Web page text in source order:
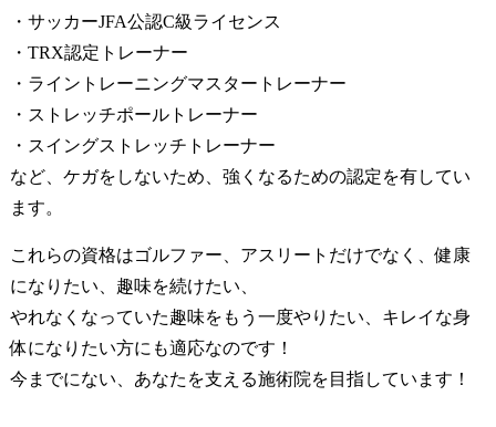
・サッカーJFA公認C級ライセンス
・TRX認定トレーナー
・ライントレーニングマスタートレーナー
・ストレッチポールトレーナー
・スイングストレッチトレーナー
など、ケガをしないため、強くなるための認定を有してい
ます。
これらの資格はゴルファー、アスリートだけでなく、健康
になりたい、趣味を続けたい、
やれなくなっていた趣味をもう一度やりたい、キレイな身
体になりたい方にも適応なのです！
今までにない、あなたを支える施術院を目指しています！